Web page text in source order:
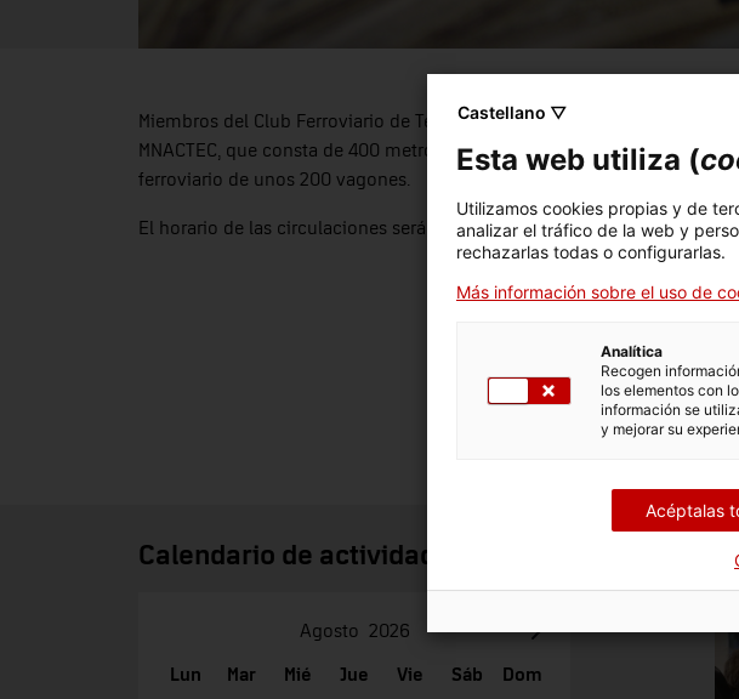
Miembros del Club Ferroviario de Terrassa harán varias circulaciones de
MNACTEC, que consta de 400 metros lineales de vía con 100 cambios
ferroviario de unos 200 vagones.
El horario de las circulaciones será de 10.30 a 14.30 h.
Calendario de actividades
Agosto 2026
Lun Mar Mié Jue Vie Sáb
Dom
Castellano ▽
Esta web utiliza (
Utilizamos cookies propias y de
analizar el tráfico de la web y
rechazarlas todas o configurarlas.
Más información sobre el uso de
Analítica
Recogen
los elementos con
información se
y mejorar su
Acéptalas